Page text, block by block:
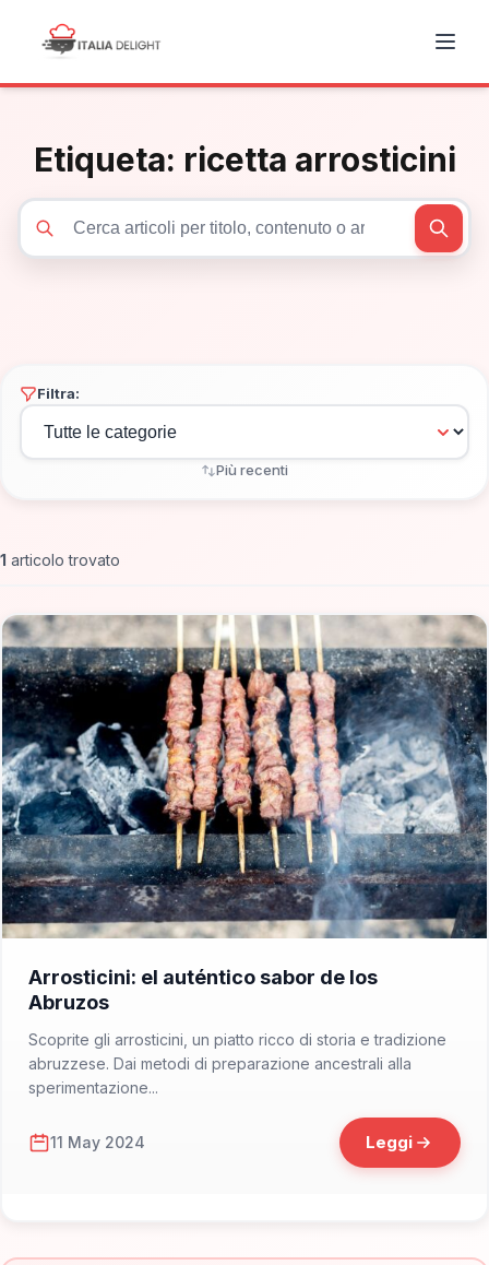
Etiqueta: ricetta arrosticini
Filtra:
Più recenti
1 articolo trovato
Arrosticini: el auténtico sabor de los
Abruzos
Scoprite gli arrosticini, un piatto ricco di storia e tradizione
abruzzese. Dai metodi di preparazione ancestrali alla
sperimentazione...
11 May 2024 Leggi